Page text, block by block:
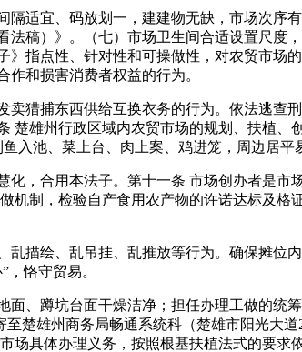
宜、码放划一，建建物无缺，市场次序
稿）》。（七）市场卫生间合适设置尺度
指点性、针对性和可操做性，对农贸市场
和损害消费者权益的行为。
捕东西供给互换衣务的行为。依法逃查
雄州行政区域内农贸市场的规划、扶植、
入池、菜上台、肉上案、鸡进笼，周边居平
合用本法子。第十一条 市场创办者是市
制，检验自产食用农产物的许诺达标及格
绘、乱吊挂、乱推放等行为。确保摊位
恪守贸易。
蹲坑台面干燥洁净；担任办理工做的统
楚雄州商务局畅通系统科（楚雄市阳光大
具体办理义务，按照根基扶植法式的要求